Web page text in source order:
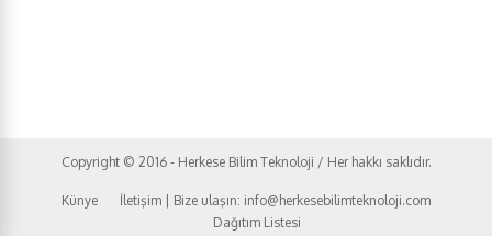
Copyright © 2016 - Herkese Bilim Teknoloji / Her hakkı saklıdır.
Künye
İletişim | Bize ulaşın: info@herkesebilimteknoloji.com
Dağıtım Listesi